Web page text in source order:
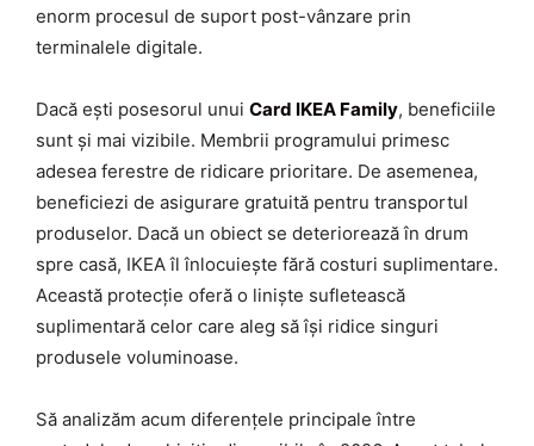
enorm procesul de suport post-vânzare prin
terminalele digitale.
Dacă ești posesorul unui Card IKEA Family, beneficiile
sunt și mai vizibile. Membrii programului primesc
adesea ferestre de ridicare prioritare. De asemenea,
beneficiezi de asigurare gratuită pentru transportul
produselor. Dacă un obiect se deteriorează în drum
spre casă, IKEA îl înlocuiește fără costuri suplimentare.
Această protecție oferă o liniște sufletească
suplimentară celor care aleg să își ridice singuri
produsele voluminoase.
Să analizăm acum diferențele principale între